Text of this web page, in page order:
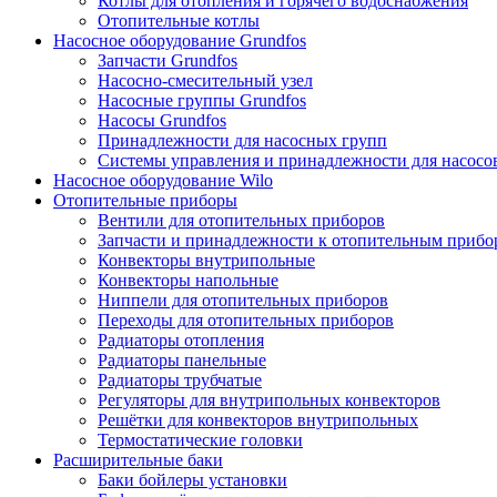
Отопительные котлы
Насосное оборудование Grundfos
Запчасти Grundfos
Насосно-смесительный узел
Насосные группы Grundfos
Насосы Grundfos
Принадлежности для насосных групп
Системы управления и принадлежности для
Насосное оборудование Wilo
Отопительные приборы
Вентили для отопительных приборов
Запчасти и принадлежности к отопительным
Конвекторы внутрипольные
Конвекторы напольные
Ниппели для отопительных приборов
Переходы для отопительных приборов
Радиаторы отопления
Радиаторы панельные
Радиаторы трубчатые
Регуляторы для внутрипольных конвекторов
Решётки для конвекторов внутрипольных
Термостатические головки
Расширительные баки
Баки бойлеры установки